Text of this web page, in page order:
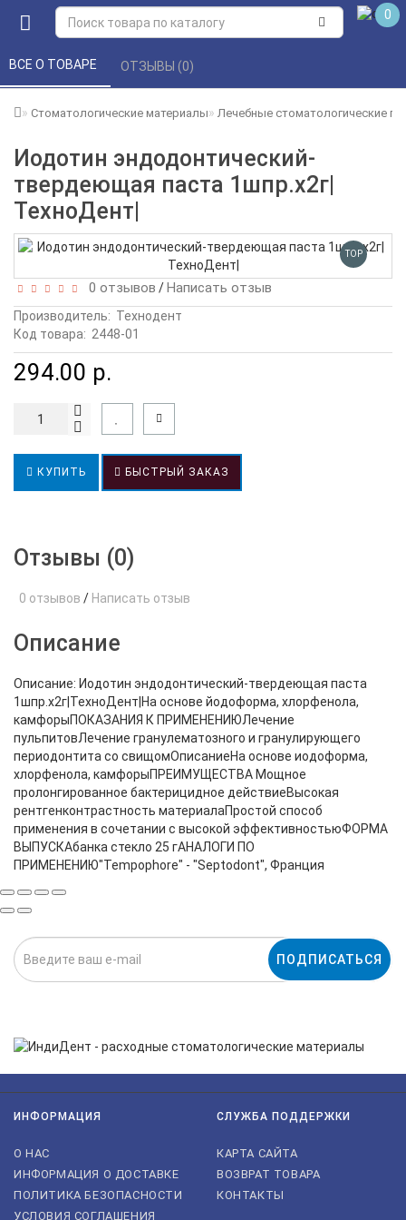
0
Стоматологические материалы Лечебные стоматологические
Иодотин эндодонтический-
твердеющая паста 1шпр.х2г|
ТехноДент|
ВСЕ О ТОВАРЕ ОТЗЫВЫ (0)
TOP
0 отзывов /Написать отзыв
Производитель: Технодент
Код товара: 2448-01
294.00 р.
КУПИТЬ БЫСТРЫЙ ЗАКАЗ
Отзывы (0)
0 отзывов / Написать отзыв
Описание
Описание: Иодотин эндодонтический-твердеющая паста
1шпр.х2г|ТехноДент|На основе йодоформа, хлорфенола,
камфорыПОКАЗАНИЯ К ПРИМЕНЕНИЮЛечение
пульпитовЛечение гранулематозного и гранулирующего
периодонтита со свищомОписаниеНа основе иодоформа,
хлорфенола, камфорыПРЕИМУЩЕСТВА Мощное
пролонгированное бактерицидное действиеВысокая
рентгенконтрастность материалаПростой способ
применения в сочетании с высокой эффективностьюФОРМА
ВЫПУСКАбанка стекло 25 гАНАЛОГИ ПО
ПРИМЕНЕНИЮ"Tempophore" - "Septodont", Франция
ПОДПИСАТЬСЯ
ИНФОРМАЦИЯ
О НАС
ИНФОРМАЦИЯ О ДОСТАВКЕ
ПОЛИТИКА БЕЗОПАСНОСТИ
УСЛОВИЯ СОГЛАШЕНИЯ
СЛУЖБА ПОДДЕРЖКИ
КАРТА САЙТА
ВОЗВРАТ ТОВАРА
КОНТАКТЫ